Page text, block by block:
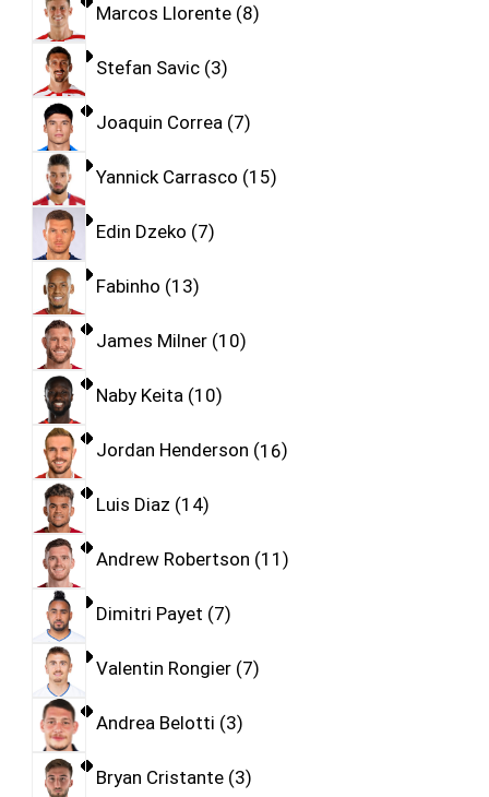
Marcos Llorente 8
Stefan Savic 3
Joaquin Correa 7
Yannick Carrasco 15
Edin Dzeko 7
Fabinho 13
James Milner 10
Naby Keita 10
Jordan Henderson 16
Luis Diaz 14
Andrew Robertson 11
Dimitri Payet 7
Valentin Rongier 7
Andrea Belotti 3
Bryan Cristante 3